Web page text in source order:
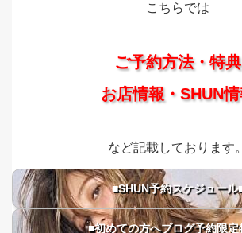
こちらでは
ご予約方法・特典
お店情報・SHUN
など記載しております。
■SHUN予約スケジュール
■初めての方へブログ予約限定